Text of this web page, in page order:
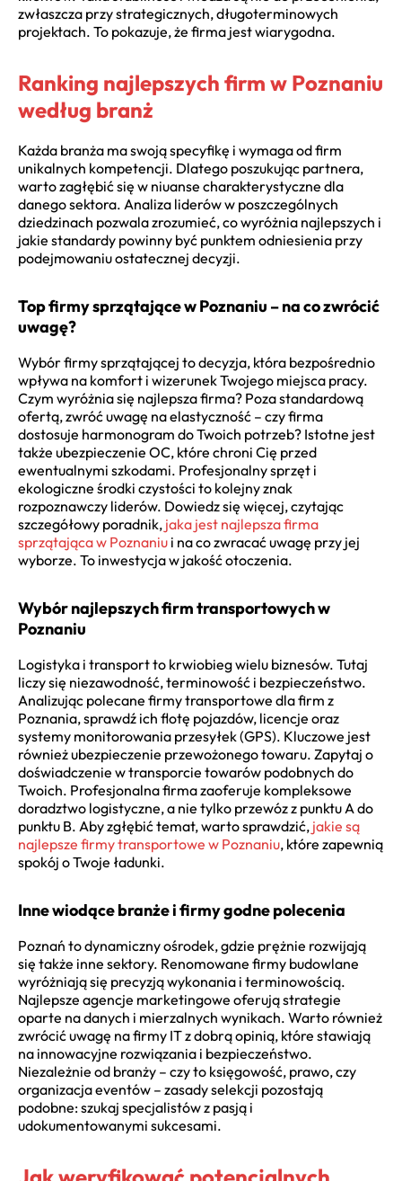
zwłaszcza przy strategicznych, długoterminowych
projektach. To pokazuje, że firma jest wiarygodna.
Ranking najlepszych firm w Poznaniu
według branż
Każda branża ma swoją specyfikę i wymaga od firm
unikalnych kompetencji. Dlatego poszukując partnera,
warto zagłębić się w niuanse charakterystyczne dla
danego sektora. Analiza liderów w poszczególnych
dziedzinach pozwala zrozumieć, co wyróżnia najlepszych i
jakie standardy powinny być punktem odniesienia przy
podejmowaniu ostatecznej decyzji.
Top firmy sprzątające w Poznaniu – na co zwrócić
uwagę?
Wybór firmy sprzątającej to decyzja, która bezpośrednio
wpływa na komfort i wizerunek Twojego miejsca pracy.
Czym wyróżnia się najlepsza firma? Poza standardową
ofertą, zwróć uwagę na elastyczność – czy firma
dostosuje harmonogram do Twoich potrzeb? Istotne jest
także ubezpieczenie OC, które chroni Cię przed
ewentualnymi szkodami. Profesjonalny sprzęt i
ekologiczne środki czystości to kolejny znak
rozpoznawczy liderów. Dowiedz się więcej, czytając
szczegółowy poradnik, jaka jest najlepsza firma
sprzątająca w Poznaniu i na co zwracać uwagę przy jej
wyborze. To inwestycja w jakość otoczenia.
Wybór najlepszych firm transportowych w
Poznaniu
Logistyka i transport to krwiobieg wielu biznesów. Tutaj
liczy się niezawodność, terminowość i bezpieczeństwo.
Analizując polecane firmy transportowe dla firm z
Poznania, sprawdź ich flotę pojazdów, licencje oraz
systemy monitorowania przesyłek (GPS). Kluczowe jest
również ubezpieczenie przewożonego towaru. Zapytaj o
doświadczenie w transporcie towarów podobnych do
Twoich. Profesjonalna firma zaoferuje kompleksowe
doradztwo logistyczne, a nie tylko przewóz z punktu A do
punktu B. Aby zgłębić temat, warto sprawdzić, jakie są
najlepsze firmy transportowe w Poznaniu, które zapewnią
spokój o Twoje ładunki.
Inne wiodące branże i firmy godne polecenia
Poznań to dynamiczny ośrodek, gdzie prężnie rozwijają
się także inne sektory. Renomowane firmy budowlane
wyróżniają się precyzją wykonania i terminowością.
Najlepsze agencje marketingowe oferują strategie
oparte na danych i mierzalnych wynikach. Warto również
zwrócić uwagę na firmy IT z dobrą opinią, które stawiają
na innowacyjne rozwiązania i bezpieczeństwo.
Niezależnie od branży – czy to księgowość, prawo, czy
organizacja eventów – zasady selekcji pozostają
podobne: szukaj specjalistów z pasją i
udokumentowanymi sukcesami.